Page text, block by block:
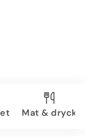
Mat & dryck